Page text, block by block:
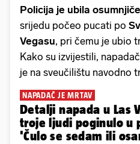
Policija je ubila
srijedu počeo pucati po
Vegasu, pri čemu je ubio
Kako su izvijestili,
je na sveučilištu navodno
NAPADAČ JE MRTAV
Detalji napada u Las
troje ljudi poginulo u
'Čulo se sedam ili